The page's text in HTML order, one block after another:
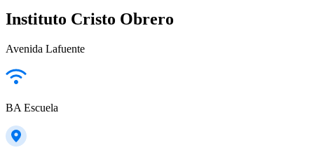
Instituto Cristo Obrero
Avenida Lafuente
BA Escuela